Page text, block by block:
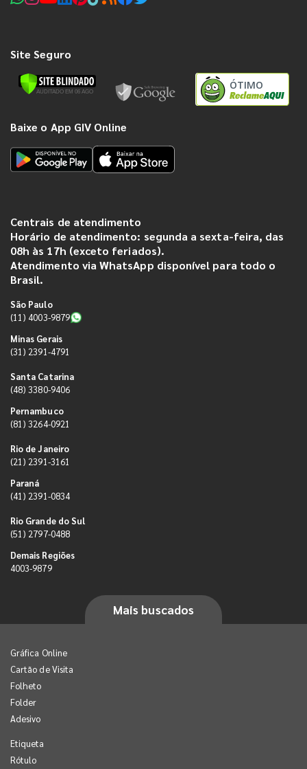
Site Seguro
ÓTIMO
Baixe o App GIV Online
Centrais de atendimento
Horário de atendimento: segunda a sexta-feira, das
08h às 17h (exceto feriados).
Atendimento via WhatsApp disponível para todo o
Brasil.
São Paulo
(11) 4003-9879
Minas Gerais
(31) 2391-4791
Santa Catarina
(48) 3380-9406
Pernambuco
(81) 3264-0921
Rio de Janeiro
(21) 2391-3161
Paraná
(41) 2391-0834
Rio Grande do Sul
(51) 2797-0488
Demais Regiões
4003-9879
Mais buscados
Gráfica Online
Cartão de Visita
Folheto
Folder
Adesivo
Etiqueta
Rótulo